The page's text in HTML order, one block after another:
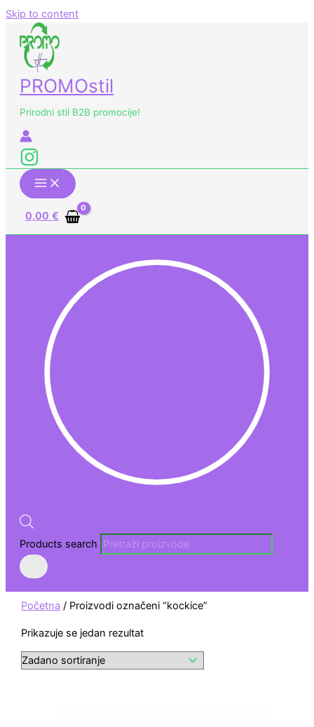
Skip to content
PROMOstil
Prirodni stil B2B promocije!
0,00 €
Products search
Početna / Proizvodi označeni “kockice”
Prikazuje se jedan rezultat